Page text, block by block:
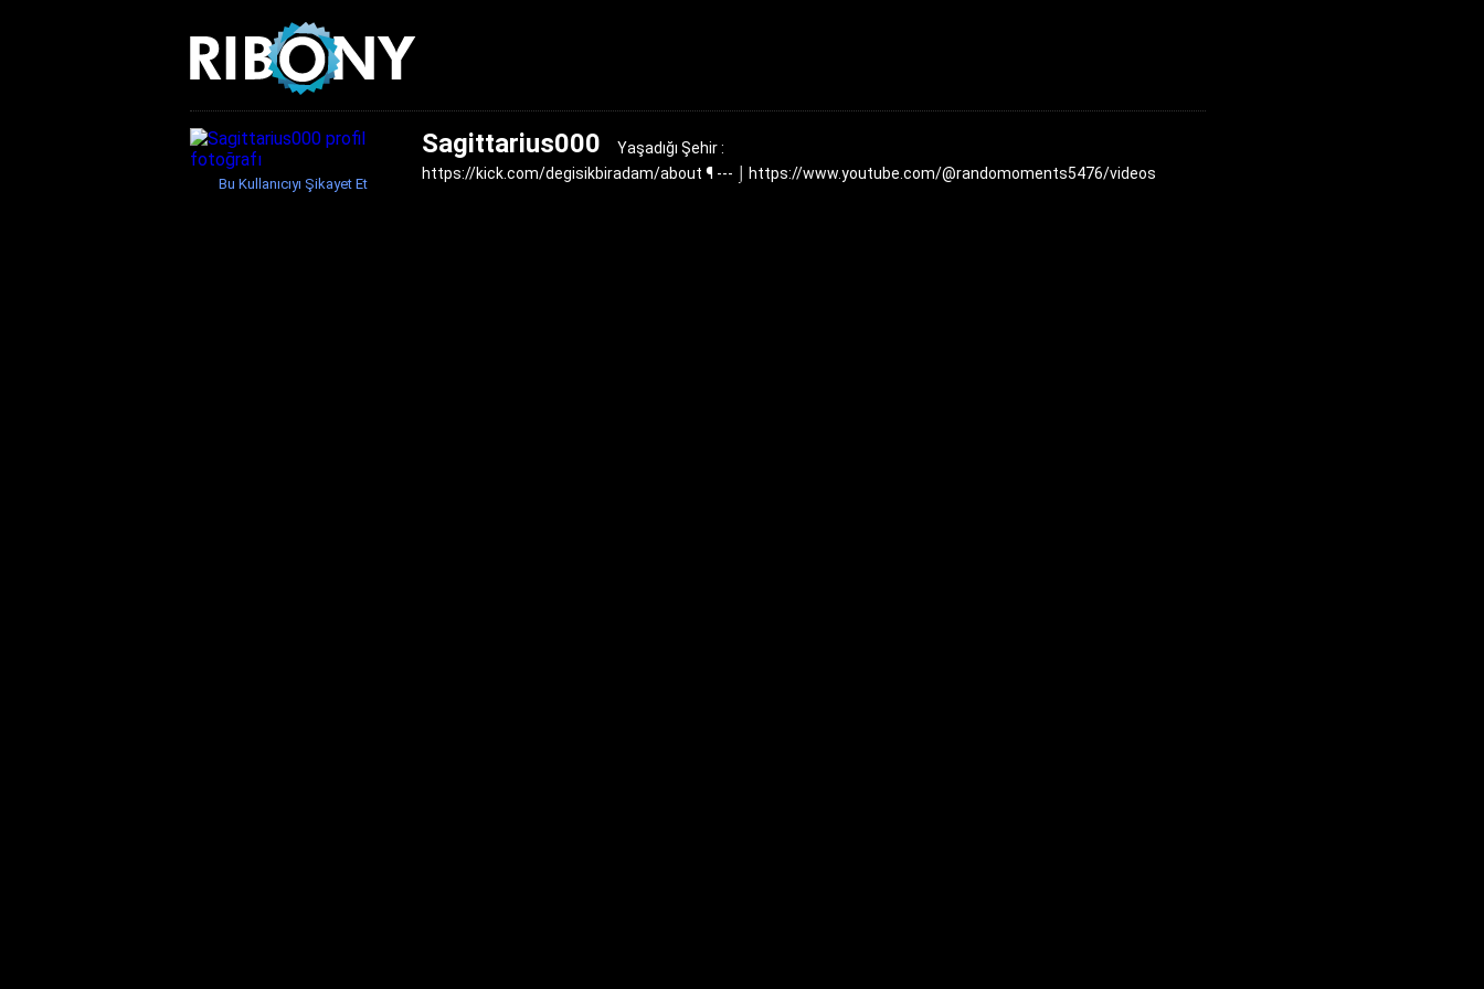
Bu Kullanıcıyı Şikayet Et
Sagittarius000
Yaşadığı Şehir :
https://kick.com/degisikbiradam/about ¶ --- ⌡ https://www.youtube.com/@randomoments5476/videos